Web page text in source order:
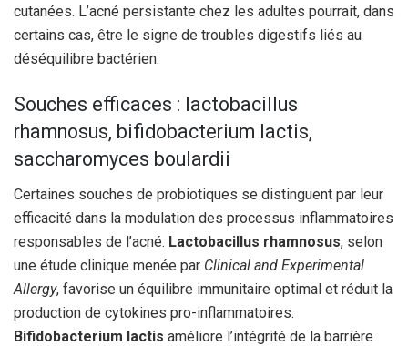
cutanées. L’acné persistante chez les adultes pourrait, dans
certains cas, être le signe de troubles digestifs liés au
déséquilibre bactérien.
Souches efficaces : lactobacillus
rhamnosus, bifidobacterium lactis,
saccharomyces boulardii
Certaines souches de probiotiques se distinguent par leur
efficacité dans la modulation des processus inflammatoires
responsables de l’acné. Lactobacillus rhamnosus, selon
une étude clinique menée par Clinical and Experimental
Allergy, favorise un équilibre immunitaire optimal et réduit la
production de cytokines pro-inflammatoires.
Bifidobacterium lactis améliore l’intégrité de la barrière